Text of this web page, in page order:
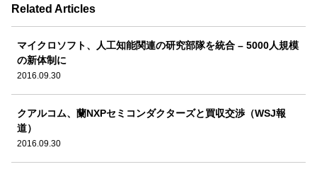
Related Articles
マイクロソフト、人工知能関連の研究部隊を統合 – 5000人規模
の新体制に
2016.09.30
クアルコム、蘭NXPセミコンダクターズと買収交渉（WSJ報
道）
2016.09.30